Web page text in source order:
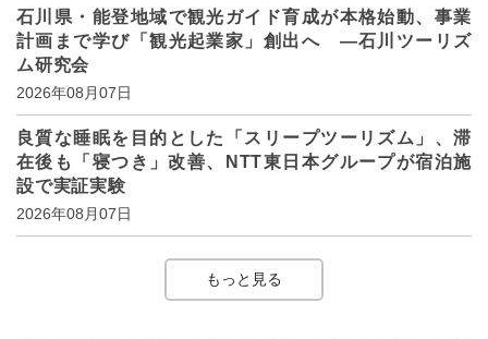
石川県・能登地域で観光ガイド育成が本格始動、事業
計画まで学び「観光起業家」創出へ ―石川ツーリズ
ム研究会
2026年08月07日
良質な睡眠を目的とした「スリープツーリズム」、滞
在後も「寝つき」改善、NTT東日本グループが宿泊施
設で実証実験
2026年08月07日
もっと見る